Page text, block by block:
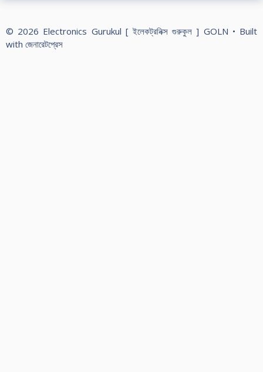
© 2026 Electronics Gurukul [ ইলেকট্রনিক্স গুরুকুল ] GOLN • Built
with জেনারেটপ্রেস